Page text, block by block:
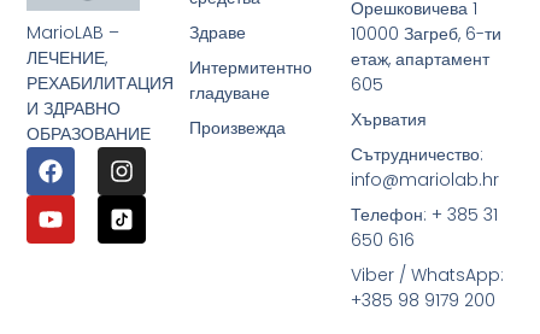
MarioLAB –
ЛЕЧЕНИЕ,
РЕХАБИЛИТАЦИЯ
И ЗДРАВНО
ОБРАЗОВАНИЕ
Здраве
Интермитентно
гладуване
Произвежда
Орешковичева 1
10000 Загреб, 6-ти
етаж, апартамент
605
Хърватия
Сътрудничество:
info@mariolab.hr
Телефон: + 385 31
650 616
Viber / WhatsApp:
+385 98 9179 200